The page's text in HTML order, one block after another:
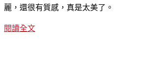
麗，還很有質感，真是太美了。
閱讀全文